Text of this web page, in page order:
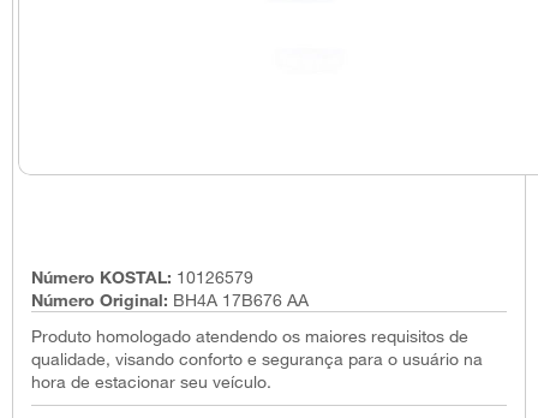
Número KOSTAL: 10126579
Número Original: BH4A 17B676 AA
Produto homologado atendendo os maiores requisitos de
qualidade, visando conforto e segurança para o usuário na
hora de estacionar seu veículo.